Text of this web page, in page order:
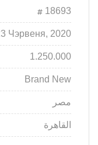
18693
Чэрвеня, 2020
1.250.000
Brand New
مصر
القاهرة